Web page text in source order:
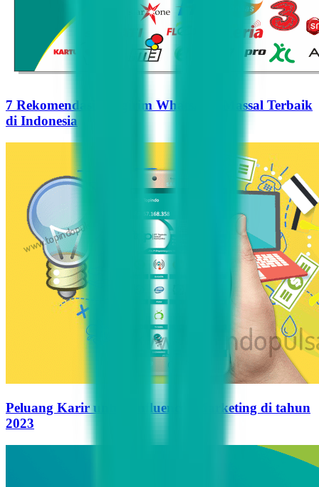
7 Rekomendasi Pengirim WhatsApp Massal Terbaik
di Indonesia
Peluang Karir untuk Influencer Marketing di tahun
2023